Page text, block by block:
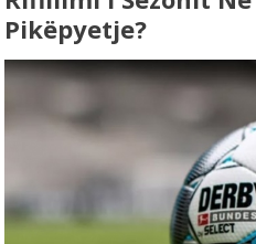
Pikëpyetje?